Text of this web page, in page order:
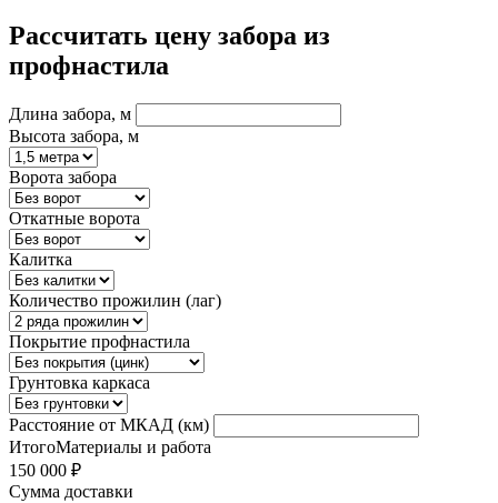
Рассчитать цену забора из
профнастила
Длина забора, м
Высота забора, м
Ворота забора
Откатные ворота
Калитка
Количество прожилин (лаг)
Покрытие профнастила
Грунтовка каркаса
Расстояние от МКАД (км)
ИтогоМатериалы и работа
150 000 ₽
Сумма доставки